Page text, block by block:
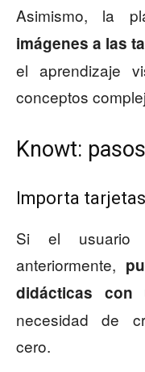
Asimismo, la
imágenes a las
el aprendizaje
conceptos
Knowt:
Importa
Si el usuario
anteriormente,
didácticas
necesidad de
cero.